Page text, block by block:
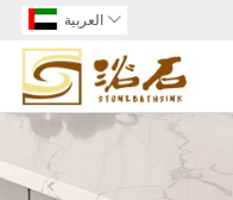
العربية 